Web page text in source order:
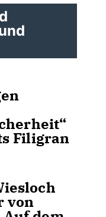
Filigran
von